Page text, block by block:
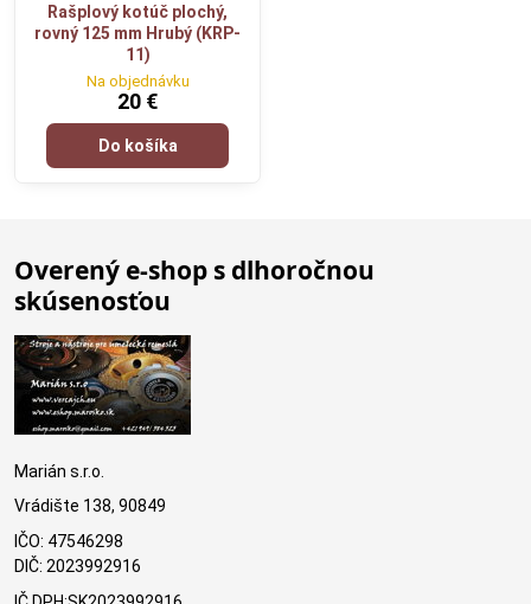
Rašplový kotúč plochý,
rovný 125 mm Hrubý (KRP-
11)
Na objednávku
20 €
Do košíka
Overený e-shop s dlhoročnou
skúsenosťou
Marián s.r.o.
Vrádište 138, 90849
IČO: 47546298
DIČ: 2023992916